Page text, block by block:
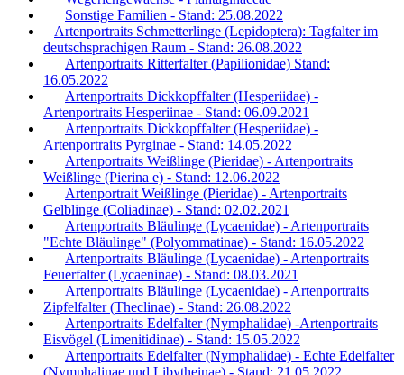
Sonstige Familien - Stand: 25.08.2022
Artenportraits Schmetterlinge (Lepidoptera): Tagfalter im
deutschsprachigen Raum - Stand: 26.08.2022
Artenportraits Ritterfalter (Papilionidae) Stand:
16.05.2022
Artenportraits Dickkopffalter (Hesperiidae) -
Artenportraits Hesperiinae - Stand: 06.09.2021
Artenportraits Dickkopffalter (Hesperiidae) -
Artenportraits Pyrginae - Stand: 14.05.2022
Artenportraits Weißlinge (Pieridae) - Artenportraits
Weißlinge (Pierina e) - Stand: 12.06.2022
Artenportrait Weißlinge (Pieridae) - Artenportraits
Gelblinge (Coliadinae) - Stand: 02.02.2021
Artenportraits Bläulinge (Lycaenidae) - Artenportraits
"Echte Bläulinge" (Polyommatinae) - Stand: 16.05.2022
Artenportraits Bläulinge (Lycaenidae) - Artenportraits
Feuerfalter (Lycaeninae) - Stand: 08.03.2021
Artenportraits Bläulinge (Lycaenidae) - Artenportraits
Zipfelfalter (Theclinae) - Stand: 26.08.2022
Artenportraits Edelfalter (Nymphalidae) -Artenportraits
Eisvögel (Limenitidinae) - Stand: 15.05.2022
Artenportraits Edelfalter (Nymphalidae) - Echte Edelfalter
(Nymphalinae und Libytheinae) - Stand: 21.05.2022